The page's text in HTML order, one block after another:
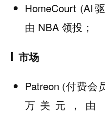
HomeCourt (AI
由 NBA 领投；
市场
Patreon (付费会
万美元，由